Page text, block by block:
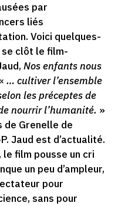
par
liés
Voici quelques-
clôt le film-
Nos enfants nous
… cultiver l’ensemble
les préceptes de
nourrir l’humanité. »
de Grenelle de
Jaud est d’actualité.
film pousse un cri
un peu d’ampleur,
pour
sans pour